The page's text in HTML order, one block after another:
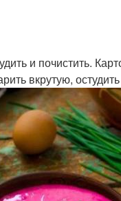
и почистить.
вкрутую,